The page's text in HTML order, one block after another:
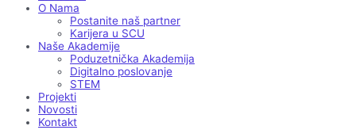
O Nama
Postanite naš partner
Karijera u SCU
Naše Akademije
Poduzetnička Akademija
Digitalno poslovanje
STEM
Projekti
Novosti
Kontakt